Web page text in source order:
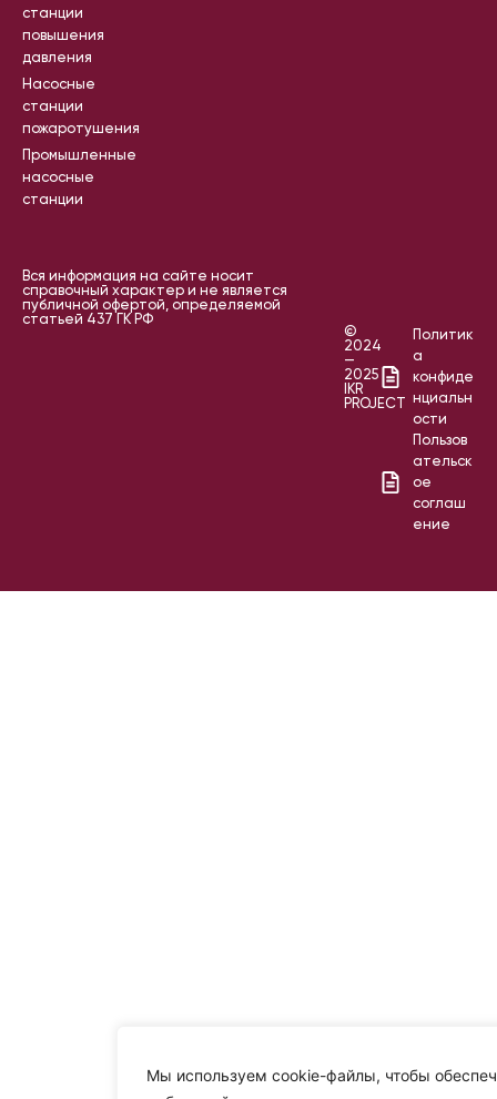
Мы используем cookie-файлы, чтобы
станции
повышения
давления
Насосные
станции
пожаротушения
Промышленные
насосные
станции
Вся информация на сайте носит
справочный характер и не является
публичной офертой, определяемой
статьей 437 ГК РФ
©
2024
—
2025
IKR
PROJECT
Политик
а
конфиде
нциальн
ости
Пользов
ательск
ое
соглаш
ение